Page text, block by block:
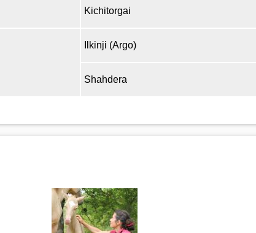
Kichitorgai
Ilkinji (Argo)
Shahdera